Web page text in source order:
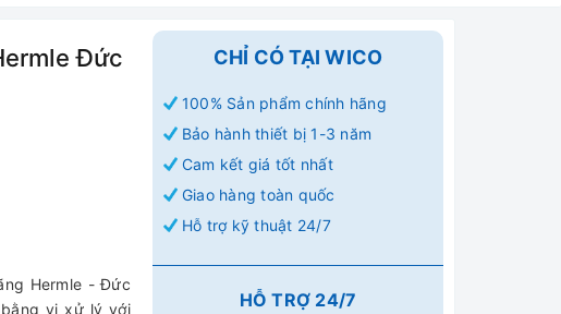
Đức
Hermle - Đức
vi xử lý với
CHỈ CÓ TẠI WICO
100% Sản phẩm chính hãng
Bảo hành thiết bị 1-3 năm
Cam kết giá tốt nhất
Giao hàng toàn quốc
Hỗ trợ kỹ thuật 24/7
HỖ TRỢ 24/7